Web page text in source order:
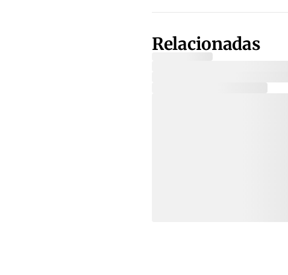
Relacionadas